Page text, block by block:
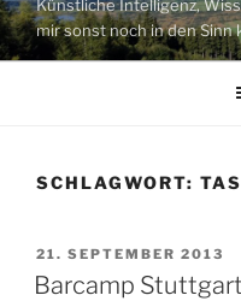
Künstliche Intelligenz,
mir sonst noch in den Sinn
SCHLAGWORT:
VERÖFFENTLICHT
AM
21. SEPTEMBER 2013
Barcamp